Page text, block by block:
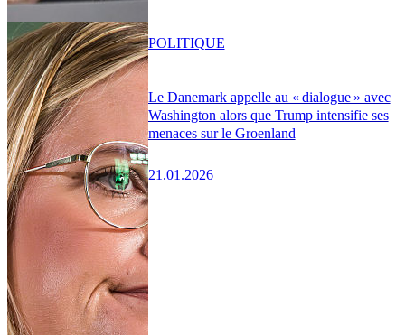
Le Danemark appelle au « dialogue » avec
Washington alors que Trump intensifie ses
menaces sur le Groenland
21.01.2026
POLITIQUE